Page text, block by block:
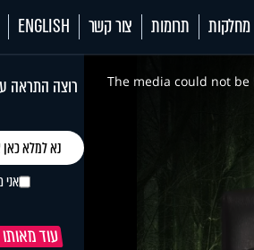
מחלקות תרומות צור קשר ENGLISH
This
modalThe media could not
רוצה התראה
עוד